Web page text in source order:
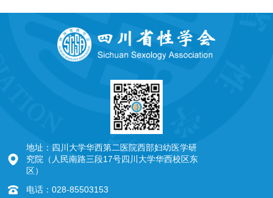
地址：四川大学华西第二医院西部妇幼医学研
究院（人民南路三段17号四川大学华西校区东
区）
电话：028-85503153